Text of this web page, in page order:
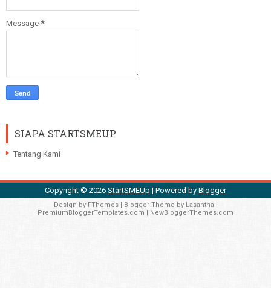
Message *
SIAPA STARTSMEUP
Tentang Kami
Copyright © 2026 StartSMEUp | Powered by Blogger
Design by FThemes| Blogger Theme by Lasantha -
PremiumBloggerTemplates.com | NewBloggerThemes.com